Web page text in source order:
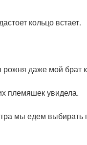
кольцо встает.
даже мой брат
племяшек увидела.
мы едем выбирать